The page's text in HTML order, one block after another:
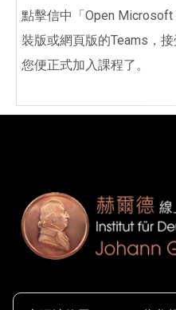
點擊信中「Open
裝版或網頁版的Teams，
您便正式加入課程了。